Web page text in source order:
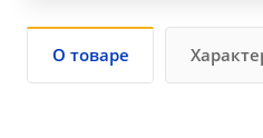
О товаре